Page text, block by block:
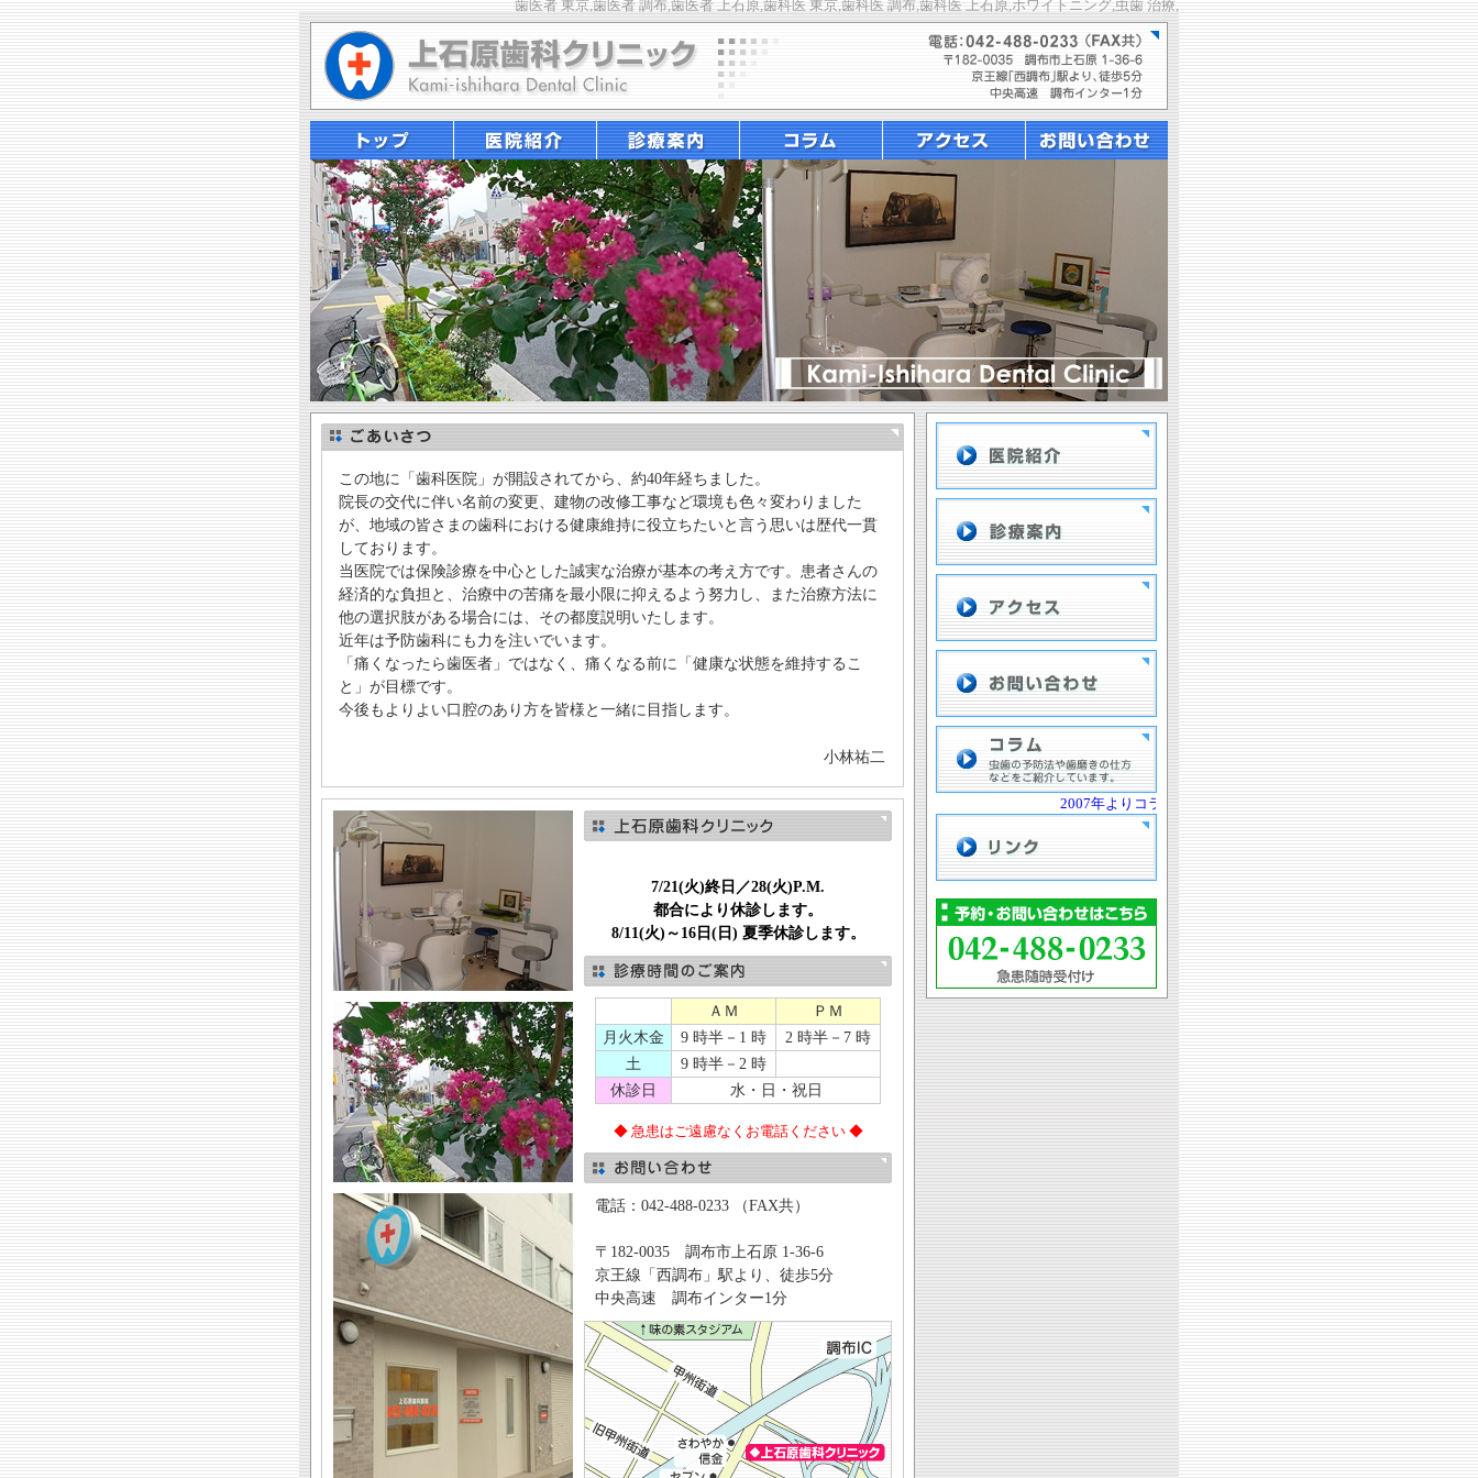
歯医者 東京,歯医者 調布,歯医者 上石原,歯科医 東京,歯科医 調布,歯科医 上石原,ホワイトニング,虫歯 治療,
この地に「歯科医院」が開設されてから、約40年経ちました。
院長の交代に伴い名前の変更、建物の改修工事など環境も色々変わりました
が、地域の皆さまの歯科における健康維持に役立ちたいと言う思いは歴代一貫
しております。
当医院では保険診療を中心とした誠実な治療が基本の考え方です。患者さんの
経済的な負担と、治療中の苦痛を最小限に抑えるよう努力し、また治療方法に
他の選択肢がある場合には、その都度説明いたします。
近年は予防歯科にも力を注いでいます。
「痛くなったら歯医者」ではなく、痛くなる前に「健康な状態を維持するこ
と」が目標です。
今後もよりよい口腔のあり方を皆様と一緒に目指します。
小林祐二
7/21(火)終日／28(火)P.M.
都合により休診します。
8/11(火)～16日(日) 夏季休診します。
ＡＭ
ＰＭ
月火木金
9 時半－1 時
2 時半－7 時
土
9 時半－2 時
休診日
水・日・祝日
◆ 急患はご遠慮なくお電話ください ◆
電話：042-488-0233 （FAX共）
〒182-0035 調布市上石原 1-36-6
京王線「西調布」駅より、徒歩5分
中央高速 調布インター1分
2007年よりコラム更新中！